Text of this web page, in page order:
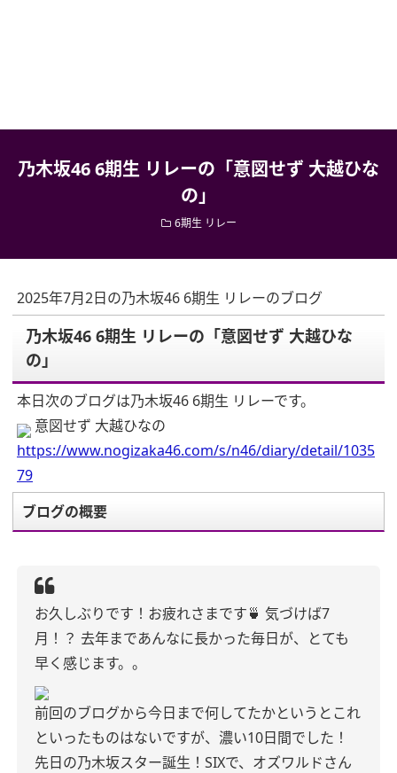
乃木坂46 6期生 リレーの「意図せず 大越ひな
の」
6期生 リレー
2025年7月2日の乃木坂46 6期生 リレーのブログ
乃木坂46 6期生 リレーの「意図せず 大越ひな
の」
本日次のブログは乃木坂46 6期生 リレーです。
意図せず 大越ひなの
https://www.nogizaka46.com/s/n46/diary/detail/1035
79
ブログの概要
お久しぶりです！お疲れさまです🍵 気づけば7
月！？ 去年まであんなに長かった毎日が、とても
早く感じます。。
前回のブログから今日まで何してたかというとこれ
といったものはないですが、濃い10日間でした！
先日の乃木坂スター誕生！SIXで、オズワルドさん